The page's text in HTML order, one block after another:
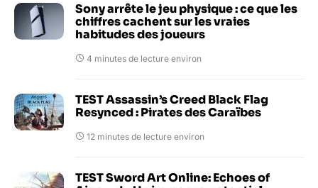
Sony arrête le jeu physique : ce que les
chiffres cachent sur les vraies
habitudes des joueurs
4 minutes de lecture environ
TEST Assassin’s Creed Black Flag
Resynced : Pirates des Caraïbes
12 minutes de lecture environ
TEST Sword Art Online: Echoes of